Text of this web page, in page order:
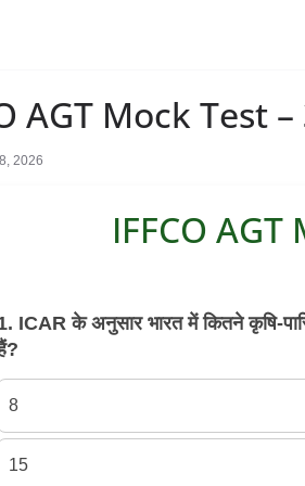
AGT Mock Test –
2026
IFFCO
ICAR के अनुसार भारत में कितने कृषि-
8
15